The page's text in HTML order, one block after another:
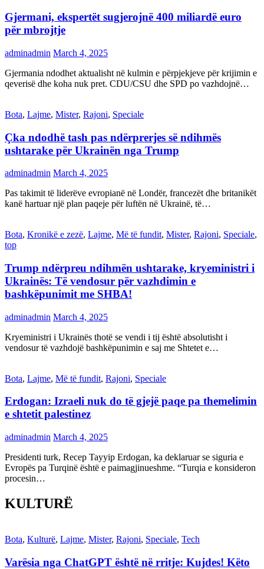
Gjermani, ekspertët sugjerojnë 400 miliardë euro
për mbrojtje
adminadmin March 4, 2025
Gjermania ndodhet aktualisht në kulmin e përpjekjeve për krijimin e
qeverisë dhe koha nuk pret. CDU/CSU dhe SPD po vazhdojnë…
Bota, Lajme, Mister, Rajoni, Speciale
Çka ndodhë tash pas ndërprerjes së ndihmës
ushtarake për Ukrainën nga Trump
adminadmin March 4, 2025
Pas takimit të liderëve evropianë në Londër, francezët dhe britanikët
kanë hartuar një plan paqeje për luftën në Ukrainë, të…
Bota, Kronikë e zezë, Lajme, Më të fundit, Mister, Rajoni, Speciale,
top
Trump ndërpreu ndihmën ushtarake, kryeministri i
Ukrainës: Të vendosur për vazhdimin e
bashkëpunimit me SHBA!
adminadmin March 4, 2025
Kryeministri i Ukrainës thotë se vendi i tij është absolutisht i
vendosur të vazhdojë bashkëpunimin e saj me Shtetet e…
Bota, Lajme, Më të fundit, Rajoni, Speciale
Erdogan: Izraeli nuk do të gjejë paqe pa themelimin
e shtetit palestinez
adminadmin March 4, 2025
Presidenti turk, Recep Tayyip Erdogan, ka deklaruar se siguria e
Evropës pa Turqinë është e paimagjinueshme. “Turqia e konsideron
procesin…
KULTURË
Bota, Kulturë, Lajme, Mister, Rajoni, Speciale, Tech
Varësia nga ChatGPT është në rritje: Kujdes! Këto